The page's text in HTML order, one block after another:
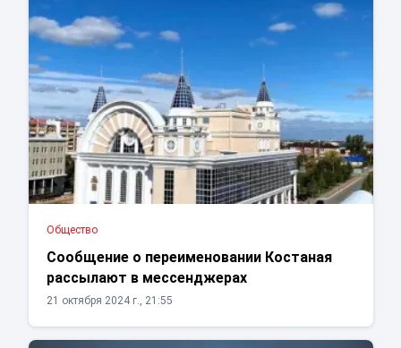
Общество
Сообщение о переименовании Костаная
рассылают в мессенджерах
21 октября 2024 г., 21:55